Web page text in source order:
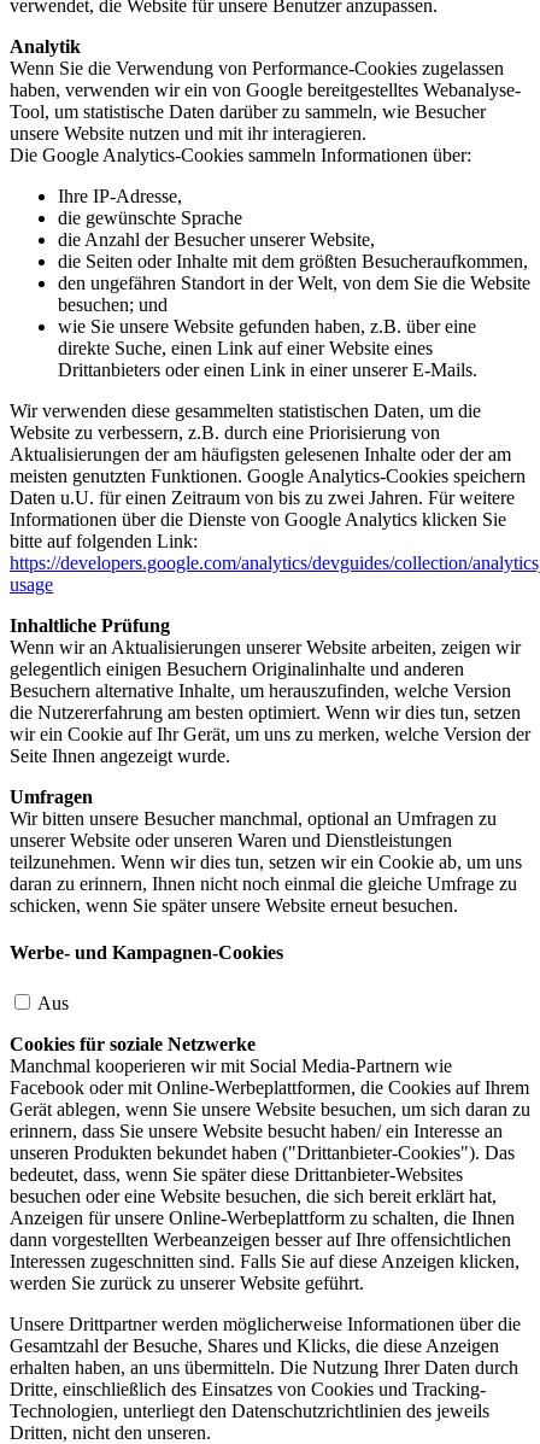
verwendet, die Website für unsere Benutzer anzupassen.
Analytik
Wenn Sie die Verwendung von Performance-Cookies zugelassen
haben, verwenden wir ein von Google bereitgestelltes Webanalyse-
Tool, um statistische Daten darüber zu sammeln, wie Besucher
unsere Website nutzen und mit ihr interagieren.
Die Google Analytics-Cookies sammeln Informationen über:
Ihre IP-Adresse,
die gewünschte Sprache
die Anzahl der Besucher unserer Website,
die Seiten oder Inhalte mit dem größten Besucheraufkommen,
den ungefähren Standort in der Welt, von dem Sie die Website
besuchen; und
wie Sie unsere Website gefunden haben, z.B. über eine
direkte Suche, einen Link auf einer Website eines
Drittanbieters oder einen Link in einer unserer E-Mails.
Wir verwenden diese gesammelten statistischen Daten, um die
Website zu verbessern, z.B. durch eine Priorisierung von
Aktualisierungen der am häufigsten gelesenen Inhalte oder der am
meisten genutzten Funktionen. Google Analytics-Cookies speichern
Daten u.U. für einen Zeitraum von bis zu zwei Jahren. Für weitere
Informationen über die Dienste von Google Analytics klicken Sie
bitte auf folgenden Link:
https://developers.google.com/analytics/devguides/collection/
usage
Inhaltliche Prüfung
Wenn wir an Aktualisierungen unserer Website arbeiten, zeigen wir
gelegentlich einigen Besuchern Originalinhalte und anderen
Besuchern alternative Inhalte, um herauszufinden, welche Version
die Nutzererfahrung am besten optimiert. Wenn wir dies tun, setzen
wir ein Cookie auf Ihr Gerät, um uns zu merken, welche Version der
Seite Ihnen angezeigt wurde.
Umfragen
Wir bitten unsere Besucher manchmal, optional an Umfragen zu
unserer Website oder unseren Waren und Dienstleistungen
teilzunehmen. Wenn wir dies tun, setzen wir ein Cookie ab, um uns
daran zu erinnern, Ihnen nicht noch einmal die gleiche Umfrage zu
schicken, wenn Sie später unsere Website erneut besuchen.
Werbe- und Kampagnen-Cookies
Aus
Cookies für soziale Netzwerke
Manchmal kooperieren wir mit Social Media-Partnern wie
Facebook oder mit Online-Werbeplattformen, die Cookies auf Ihrem
Gerät ablegen, wenn Sie unsere Website besuchen, um sich daran zu
erinnern, dass Sie unsere Website besucht haben/ ein Interesse an
unseren Produkten bekundet haben ("Drittanbieter-Cookies"). Das
bedeutet, dass, wenn Sie später diese Drittanbieter-Websites
besuchen oder eine Website besuchen, die sich bereit erklärt hat,
Anzeigen für unsere Online-Werbeplattform zu schalten, die Ihnen
dann vorgestellten Werbeanzeigen besser auf Ihre offensichtlichen
Interessen zugeschnitten sind. Falls Sie auf diese Anzeigen klicken,
werden Sie zurück zu unserer Website geführt.
Unsere Drittpartner werden möglicherweise Informationen über die
Gesamtzahl der Besuche, Shares und Klicks, die diese Anzeigen
erhalten haben, an uns übermitteln. Die Nutzung Ihrer Daten durch
Dritte, einschließlich des Einsatzes von Cookies und Tracking-
Technologien, unterliegt den Datenschutzrichtlinien des jeweils
Dritten, nicht den unseren.